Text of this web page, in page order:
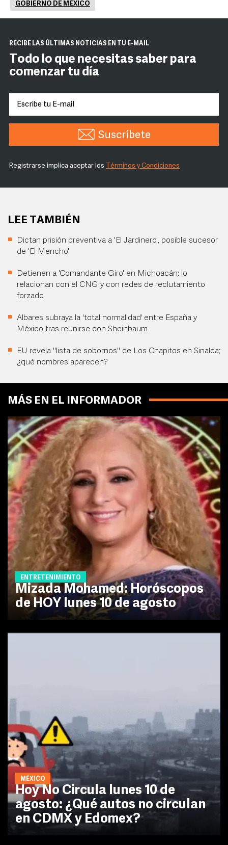
GOBIERNO DE MÉXICO
RECIBE LAS ÚLTIMAS NOTICIAS EN TU E-MAIL
Todo lo que necesitas saber para
comenzar tu día
Suscríbete
Registrarse implica aceptar los Términos y Condiciones
LEE TAMBIÉN
Dictan prisión preventiva a 'El Jardinero', posible sucesor
de 'El Mencho'
Detienen a 'Comandante Giro' en Michoacán; lo
relacionan con el CNG y con redes de reclutamiento
forzado
Albares subraya la 'total normalidad' entre España y
México tras reunirse con Sheinbaum
EU revela "lista de sobornos" de Los Chapitos en Sinaloa;
¿qué nombres aparecen?
MÁS EN EL INFORMADOR
ENTRETENIMIENTO
Mizada Mohamed: Horóscopos
de HOY lunes 10 de agosto
MÉXICO
Hoy No Circula lunes 10 de
agosto: ¿Qué autos no circulan
en CDMX y Edomex?